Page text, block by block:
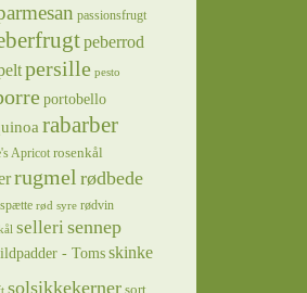
passionsfrugt
peberrod
persille pesto
portobello
rabarber
Apricot rosenkål
rugmel rødbede
rød syre rødvin
sellerisennep
- Toms skinke
solsikkekerner sort